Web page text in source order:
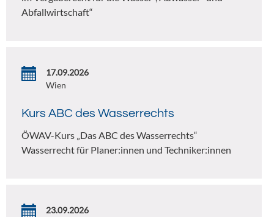
Abfallwirtschaft“
17.09.2026
Wien
Kurs ABC des Wasserrechts
ÖWAV-Kurs „Das ABC des Wasserrechts“
Wasserrecht für Planer:innen und Techniker:innen
23.09.2026